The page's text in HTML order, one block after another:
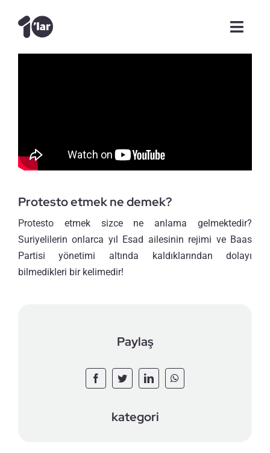
content
Makale
Röportajlar
Tanışalım mı?
Protesto etmek ne demek?
Protesto etmek sizce ne anlama gelmektedir?
Suriyelilerin onlarca yıl Esad ailesinin rejimi ve Baas
Partisi yönetimi altında kaldıklarından dolayı
bilmedikleri bir kelimedir!
Paylaş
kategori